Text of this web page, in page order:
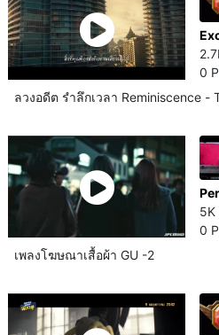
0
ลวงอดีต รำลึกเวลา Reminiscence -
5K
0
เพลงโฆษณาเสื้อผ้า GU -2